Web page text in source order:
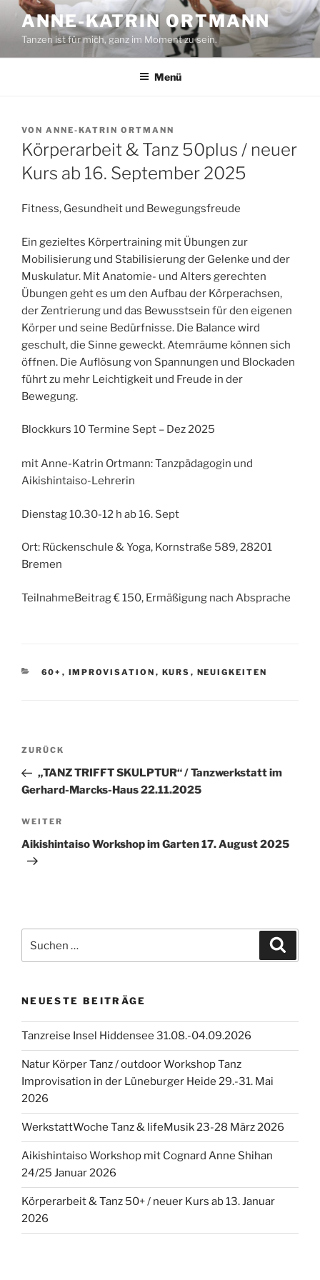
Zum
Inhalt
springen
ANNE-KATRIN ORTMANN
Tanzen ist für mich, ganz im Moment zu sein.
Menü
VERÖFFENTLICHT
AM
VON ANNE-KATRIN ORTMANN
Körperarbeit & Tanz 50plus / neuer
Kurs ab 16. September 2025
Fitness, Gesundheit und Bewegungsfreude
Ein gezieltes Körpertraining mit Übungen zur
Mobilisierung und Stabilisierung der Gelenke und der
Muskulatur. Mit Anatomie- und Alters gerechten
Übungen geht es um den Aufbau der Körperachsen,
der Zentrierung und das Bewusstsein für den eigenen
Körper und seine Bedürfnisse. Die Balance wird
geschult, die Sinne geweckt. Atemräume können sich
öffnen. Die Auflösung von Spannungen und Blockaden
führt zu mehr Leichtigkeit und Freude in der
Bewegung.
Blockkurs 10 Termine Sept – Dez 2025
mit Anne-Katrin Ortmann: Tanzpädagogin und
Aikishintaiso-Lehrerin
Dienstag 10.30-12 h ab 16. Sept
Ort: Rückenschule & Yoga, Kornstraße 589, 28201
Bremen
TeilnahmeBeitrag € 150, Ermäßigung nach Absprache
KATEGORIEN
60+ , IMPROVISATION , KURS , NEUIGKEITEN
Beitragsnavigation
Vorheriger
Beitrag
ZURÜCK
„TANZ TRIFFT SKULPTUR“ / Tanzwerkstatt im
Gerhard-Marcks-Haus 22.11.2025
Nächster
Beitrag
WEITER
Aikishintaiso Workshop im Garten 17. August 2025
nach:
NEUESTE BEITRÄGE
Tanzreise Insel Hiddensee 31.08.-04.09.2026
Natur Körper Tanz / outdoor Workshop Tanz
Improvisation in der Lüneburger Heide 29.-31. Mai
2026
WerkstattWoche Tanz & lifeMusik 23-28 März 2026
Aikishintaiso Workshop mit Cognard Anne Shihan
24/25 Januar 2026
Körperarbeit & Tanz 50+ / neuer Kurs ab 13. Januar
2026